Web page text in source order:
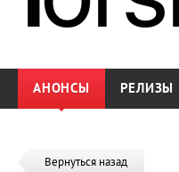
АНОНСЫ РЕЛИЗЫ
Вернуться назад